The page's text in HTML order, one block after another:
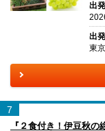
出
出
東
7
『２食付き！伊豆秋